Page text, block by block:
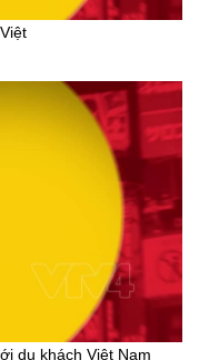
du khách Việt Nam